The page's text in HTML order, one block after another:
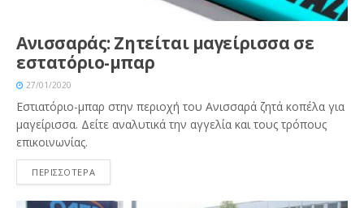
Ανισσαράς: Ζητείται μαγείρισσα σε
εστατόριο-μπαρ
27/01/2020
Εστιατόριο-μπαρ στην περιοχή του Ανισσαρά ζητά κοπέλα για
μαγείρισσα. Δείτε αναλυτικά την αγγελία και τους τρόπους
επικοινωνίας.
ΠΕΡΙΣΣΟΤΕΡΑ